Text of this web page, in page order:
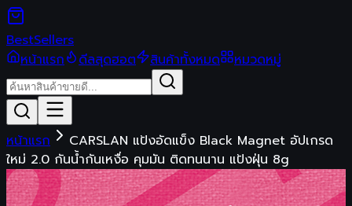
BestSellers
หน้าแรก
ดีลสุดฮอต สินค้าทั้งหมด หมวดหมู่
หน้าแรก
CARSLAN แป้งอัดแข็ง Black Magnet อัปเกรด
ใหม่ 2.0 กันน้ำกันเหงื่อ คุมมัน ติดทนนาน แป้งฝุ่น 8g